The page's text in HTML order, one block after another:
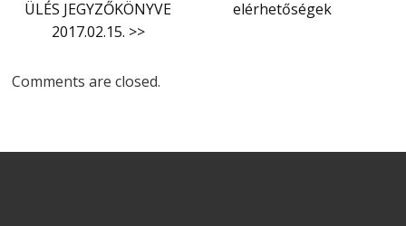
ÜLÉS JEGYZŐKÖNYVE
2017.02.15. >>
elérhetőségek
Comments are closed.